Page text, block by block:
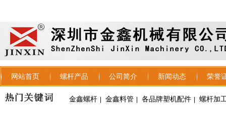
金鑫螺杆 金鑫料管 各品牌塑机配件 螺杆加
网站首页 螺杆产品 公司简介 新闻动态 荣誉